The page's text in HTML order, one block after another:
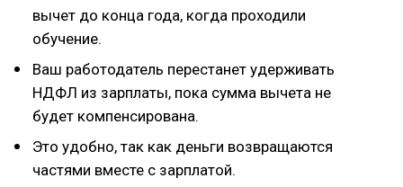
вычет до конца года, когда проходили
обучение.
Ваш работодатель перестанет удерживать
НДФЛ из зарплаты, пока сумма вычета не
будет компенсирована.
Это удобно, так как деньги возвращаются
частями вместе с зарплатой.